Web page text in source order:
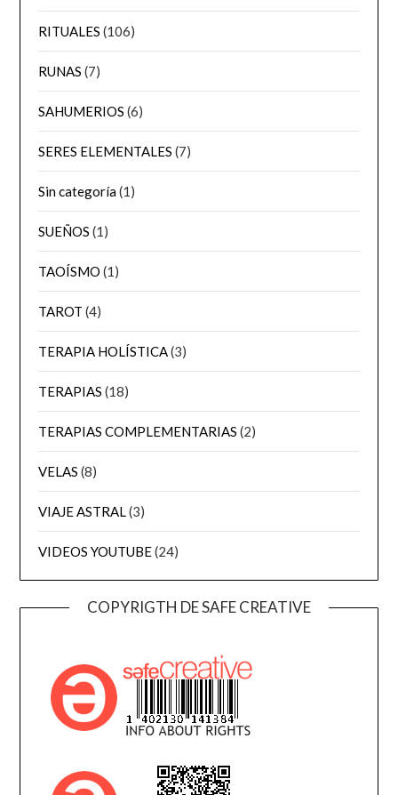
RITUALES (106)
RUNAS (7)
SAHUMERIOS (6)
SERES ELEMENTALES (7)
Sin categoría(1)
SUEÑOS (1)
TAOÍSMO (1)
TAROT (4)
TERAPIA HOLÍSTICA(3)
TERAPIAS (18)
TERAPIAS COMPLEMENTARIAS (2)
VELAS (8)
VIAJE ASTRAL(3)
VIDEOS YOUTUBE(24)
COPYRIGTH DE SAFE CREATIVE